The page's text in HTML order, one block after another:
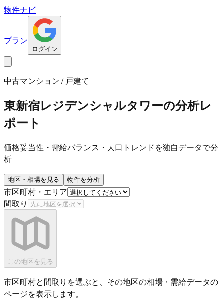
物件ナビ
プラン
ログイン
中古マンション / 戸建て
東新宿レジデンシャルタワーの分析レ
ポート
価格妥当性・需給バランス・人口トレンドを独自データで分
析
地区・相場を見る 物件を分析
市区町村・エリア
間取り
この地区を見る
市区町村と間取りを選ぶと、その地区の相場・需給データの
ページを表示します。